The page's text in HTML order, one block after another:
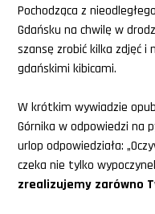
Pochodząca z
Gdańsku na chwilę w
szansę zrobić kilka zdjęć
gdańskimi kibicami.
W krótkim wywiadzie
Górnika w odpowiedzi na
urlop odpowiedziała:
czeka nie tylko
zrealizujemy zarówno